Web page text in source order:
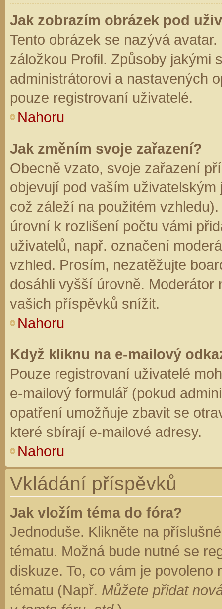
Jak zobrazím obrázek pod
Tento obrázek se nazývá
záložkou Profil. Způsoby jakými
administrátorovi a nastavených
pouze registrovaní uživatelé.
Nahoru
Jak změním svoje zařazení?
Obecně vzato, svoje zařazení
objevují pod vaším
což záleží na použitém
úrovní k rozlišení počtu vámi
uživatelů, např. označení
vzhled. Prosím, nezatěžujte
dosáhli vyšší úrovně. Moderátor
vašich příspěvků snížit.
Nahoru
Když kliknu na e-mailový
Pouze registrovaní uživatelé
e-mailový formulář (pokud
opatření umožňuje zbavit se
které sbírají e-mailové adresy.
Nahoru
Vkládání příspěvků
Jak vložím téma do fóra?
Jednoduše. Klikněte na
tématu. Možná bude nutné se
diskuze. To, co vám je
tématu (Např. Můžete přidat